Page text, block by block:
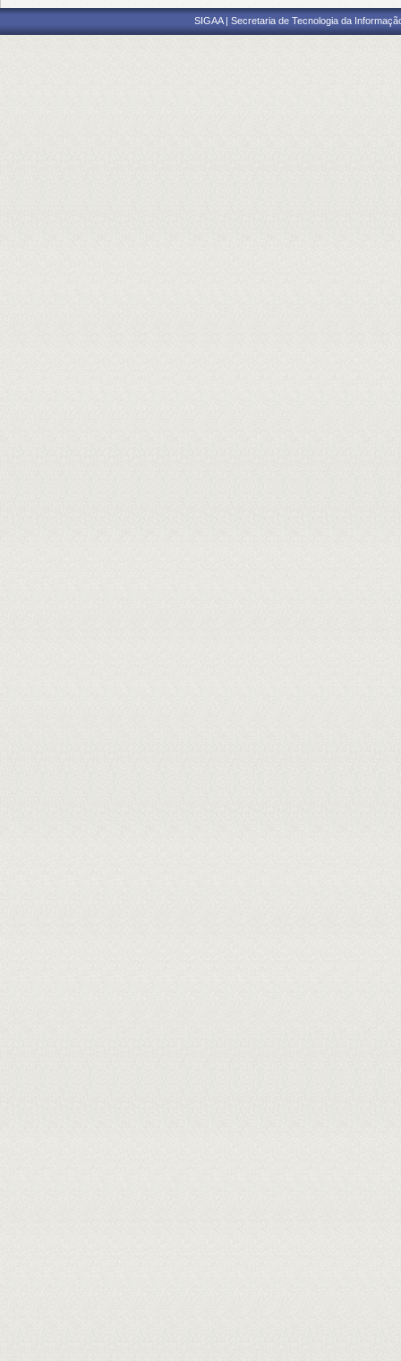
SIGAA | Secretaria de Tecnologia da